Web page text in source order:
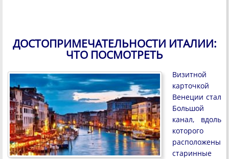
ДОСТОПРИМЕЧАТЕЛЬНОСТИ ИТАЛИИ:
ЧТО ПОСМОТРЕТЬ
Визитной
карточкой
Венеции стал
Большой
канал, вдоль
которого
расположены
старинные